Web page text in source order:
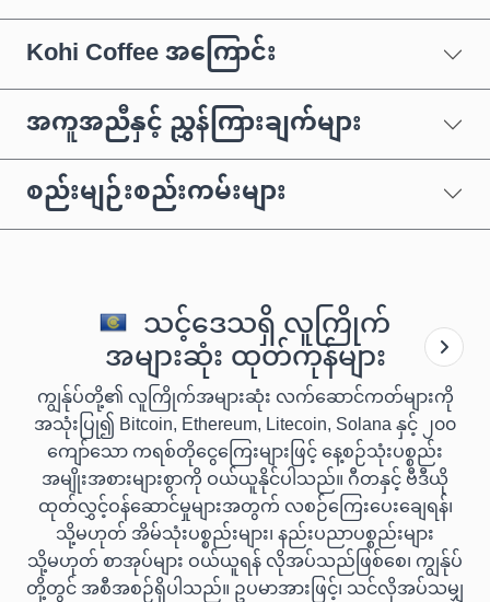
Kohi Coffee အကြောင်း
အကူအညီနှင့် ညွှန်ကြားချက်များ
စည်းမျဉ်းစည်းကမ်းများ
သင့်ဒေသရှိ လူကြိုက်
အများဆုံး ထုတ်ကုန်များ
ကျွန်ုပ်တို့၏ လူကြိုက်အများဆုံး လက်ဆောင်ကတ်များကို
အသုံးပြု၍ Bitcoin, Ethereum, Litecoin, Solana နှင့် ၂၀၀
ကျော်သော ကရစ်တိုငွေကြေးများဖြင့် နေ့စဉ်သုံးပစ္စည်း
အမျိုးအစားများစွာကို ဝယ်ယူနိုင်ပါသည်။ ဂီတနှင့် ဗီဒီယို
ထုတ်လွှင့်ဝန်ဆောင်မှုများအတွက် လစဉ်ကြေးပေးချေရန်၊
သို့မဟုတ် အိမ်သုံးပစ္စည်းများ၊ နည်းပညာပစ္စည်းများ
သို့မဟုတ် စာအုပ်များ ဝယ်ယူရန် လိုအပ်သည်ဖြစ်စေ၊ ကျွန်ုပ်
တို့တွင် အစီအစဉ်ရှိပါသည်။ ဥပမာအားဖြင့်၊ သင်လိုအပ်သမျှ